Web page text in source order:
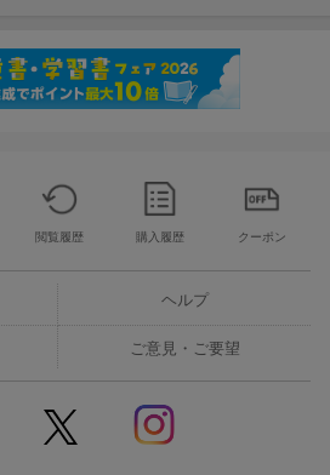
閲覧履歴 購入履歴 クーポン
ヘルプ
ご意見・ご要望